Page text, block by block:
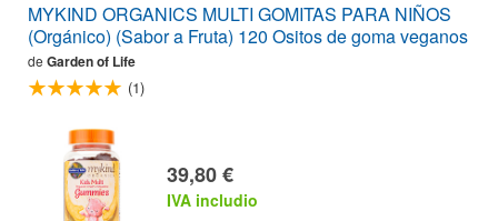
MYKIND ORGANICS MULTI GOMITAS PARA NIÑOS
(Orgánico) (Sabor a Fruta) 120 Ositos de goma veganos
de Garden of Life
(1)
39,80 €
IVA includio